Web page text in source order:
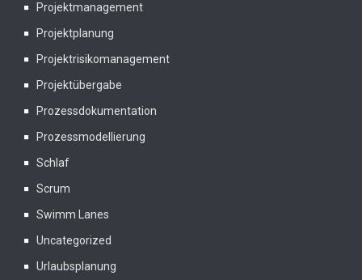
Projektmanagement
Projektplanung
Projektrisikomanagement
Projektübergabe
Prozessdokumentation
Prozessmodellierung
Schlaf
Scrum
Swimm Lanes
Uncategorized
Urlaubsplanung